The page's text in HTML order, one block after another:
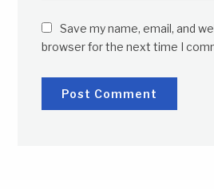
Save my name, email, and
browser for the next time I